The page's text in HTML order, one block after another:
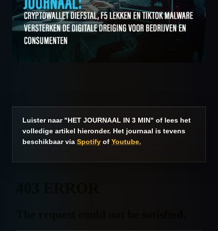
Luister naar "HET JOURNAAL IN 3 MIN" of lees het
volledige artikel hieronder. Het journaal is tevens
beschikbaar via Spotify of Youtube.